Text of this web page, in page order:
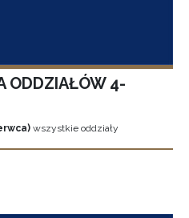
ODDZIAŁÓW 4-
wszystkie oddziały